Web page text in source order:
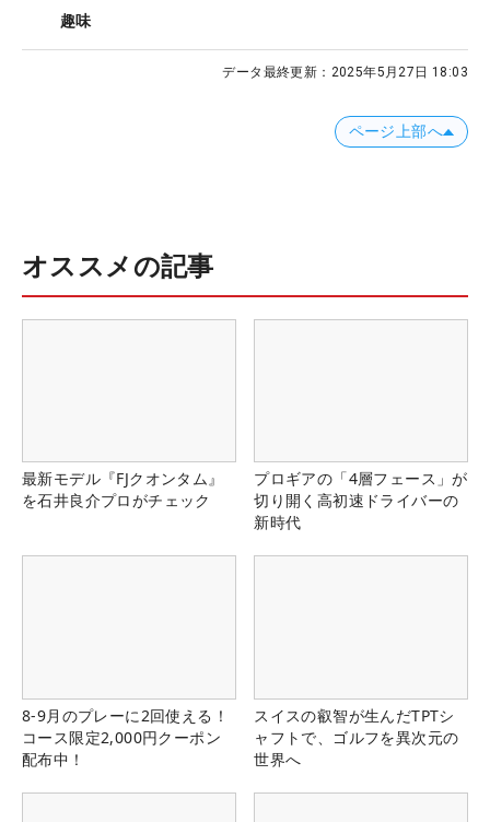
趣味
データ最終更新： 2025年5月27日 18:03
ページ上部へ
オススメの記事
最新モデル『FJクオンタム』
を石井良介プロがチェック
プロギアの「4層フェース」が
切り開く高初速ドライバーの
新時代
8-9月のプレーに2回使える！
コース限定2,000円クーポン
配布中！
スイスの叡智が生んだTPTシ
ャフトで、ゴルフを異次元の
世界へ